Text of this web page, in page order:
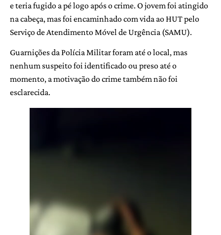
e teria fugido a pé logo após o crime. O jovem foi atingido
na cabeça, mas foi encaminhado com vida ao HUT pelo
Serviço de Atendimento Móvel de Urgência (SAMU).
Guarnições da Polícia Militar foram até o local, mas
nenhum suspeito foi identificado ou preso até o
momento, a motivação do crime também não foi
esclarecida.